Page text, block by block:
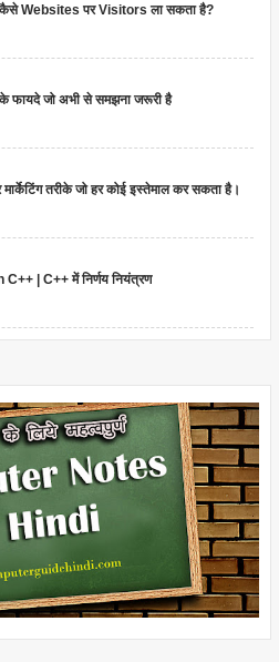
Websites पर Visitors ला सकता है?
जो अभी से समझना जरूरी है
तरीके जो हर कोई इस्तेमाल कर सकता है।
| C++ में निर्णय नियंत्रण